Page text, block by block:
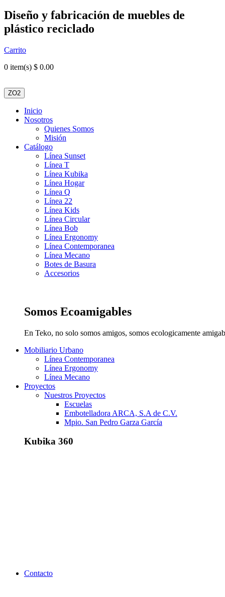
Diseño y fabricación de muebles de
plástico reciclado
Carrito
0 item(s) $ 0.00
ZO2
Inicio
Nosotros
Quienes Somos
Misión
Catálogo
Línea Sunset
Línea T
Línea Kubika
Línea Hogar
Línea Q
Línea 22
Línea Kids
Línea Circular
Línea Bob
Línea Ergonomy
Línea Contemporanea
Línea Mecano
Botes de Basura
Accesorios
Somos Ecoamigables
En Teko, no solo somos amigos, somos ecologicamente
Mobiliario Urbano
Línea Contemporanea
Línea Ergonomy
Línea Mecano
Proyectos
Nuestros Proyectos
Escuelas
Embotelladora ARCA, S.A de C.V.
Mpio. San Pedro Garza García
Kubika 360
Contacto